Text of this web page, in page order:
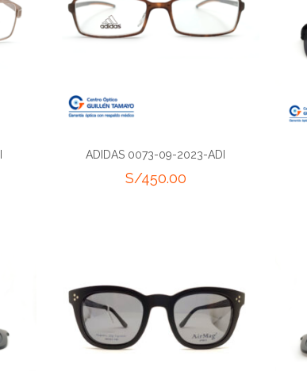
ADIDAS 0073-09-2023-ADI
S/450.00